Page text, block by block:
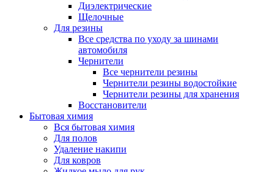
Диэлектрические
Щелочные
Для резины
Все средства по уходу за шинами
автомобиля
Чернители
Все чернители резины
Чернители резины водостойкие
Чернители резины для хранения
Восстановители
Бытовая химия
Вся бытовая химия
Для полов
Удаление накипи
Для ковров